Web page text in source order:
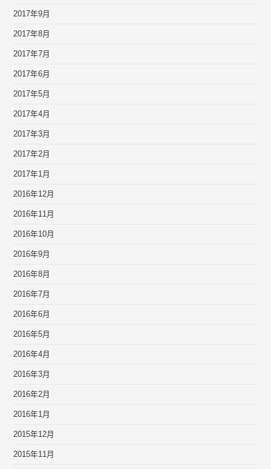
2017年9月
2017年8月
2017年7月
2017年6月
2017年5月
2017年4月
2017年3月
2017年2月
2017年1月
2016年12月
2016年11月
2016年10月
2016年9月
2016年8月
2016年7月
2016年6月
2016年5月
2016年4月
2016年3月
2016年2月
2016年1月
2015年12月
2015年11月